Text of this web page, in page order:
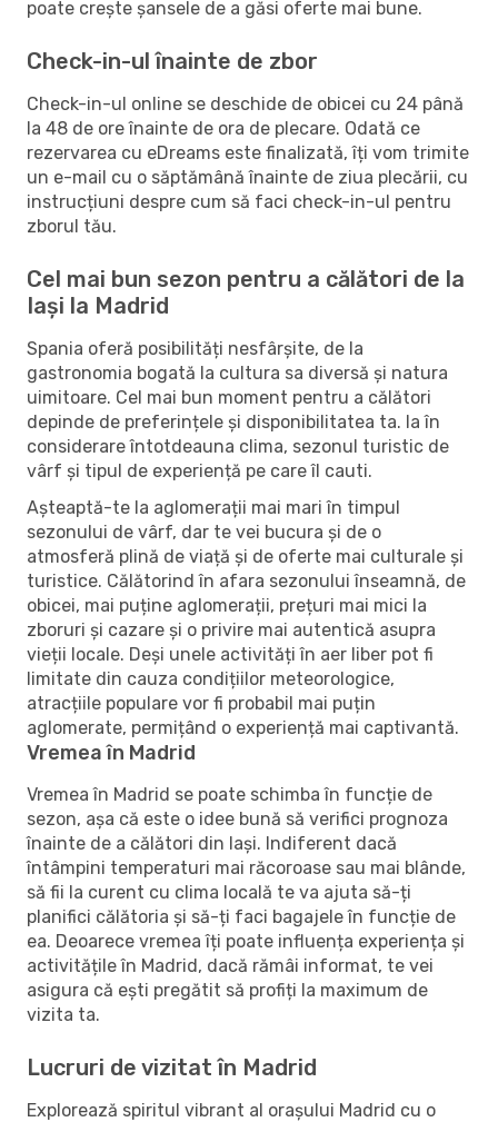
poate crește șansele de a găsi oferte mai bune.
Check-in-ul înainte de zbor
Check-in-ul online se deschide de obicei cu 24 până
la 48 de ore înainte de ora de plecare. Odată ce
rezervarea cu eDreams este finalizată, îți vom trimite
un e-mail cu o săptămână înainte de ziua plecării, cu
instrucțiuni despre cum să faci check-in-ul pentru
zborul tău.
Cel mai bun sezon pentru a călători de la
Iași la Madrid
Spania oferă posibilități nesfârșite, de la
gastronomia bogată la cultura sa diversă și natura
uimitoare. Cel mai bun moment pentru a călători
depinde de preferințele și disponibilitatea ta. Ia în
considerare întotdeauna clima, sezonul turistic de
vârf și tipul de experiență pe care îl cauti.
Așteaptă-te la aglomerații mai mari în timpul
sezonului de vârf, dar te vei bucura și de o
atmosferă plină de viață și de oferte mai culturale și
turistice. Călătorind în afara sezonului înseamnă, de
obicei, mai puține aglomerații, prețuri mai mici la
zboruri și cazare și o privire mai autentică asupra
vieții locale. Deși unele activități în aer liber pot fi
limitate din cauza condițiilor meteorologice,
atracțiile populare vor fi probabil mai puțin
aglomerate, permițând o experiență mai captivantă.
Vremea în Madrid
Vremea în Madrid se poate schimba în funcție de
sezon, așa că este o idee bună să verifici prognoza
înainte de a călători din Iași. Indiferent dacă
întâmpini temperaturi mai răcoroase sau mai blânde,
să fii la curent cu clima locală te va ajuta să-ți
planifici călătoria și să-ți faci bagajele în funcție de
ea. Deoarece vremea îți poate influența experiența și
activitățile în Madrid, dacă rămâi informat, te vei
asigura că ești pregătit să profiți la maximum de
vizita ta.
Lucruri de vizitat în Madrid
Explorează spiritul vibrant al orașului Madrid cu o